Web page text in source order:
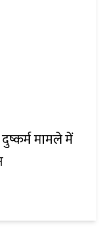
मामले में